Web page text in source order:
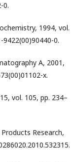
0.
1994, vol.
9422(00)90440-0.
A, 2001,
x.
vol. 105, pp. 234–
Products Research,